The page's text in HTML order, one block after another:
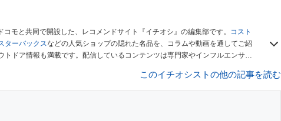
モと共同で開設した、レコメンドサイト『イチオシ』の編集部です。
コスト
ターバックスなどの人気ショップの隠れた名品を、コラムや動画を通してご紹
トドア情報も満載です。配信しているコンテンツは専門家やインフルエンサー
このイチオシストの他の記事を読む